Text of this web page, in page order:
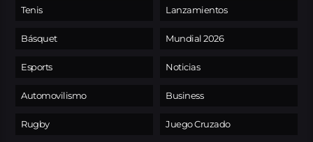
Tenis
Básquet
Esports
Automovilismo
Rugby
Lanzamientos
Mundial 2026
Noticias
Business
Juego Cruzado